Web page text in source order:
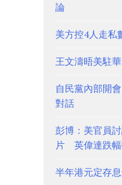
論
美方控4人走私
王文濤晤美駐
自民黨內部開
對話
彭博：美官員
片 英偉達跌
半年港元定存